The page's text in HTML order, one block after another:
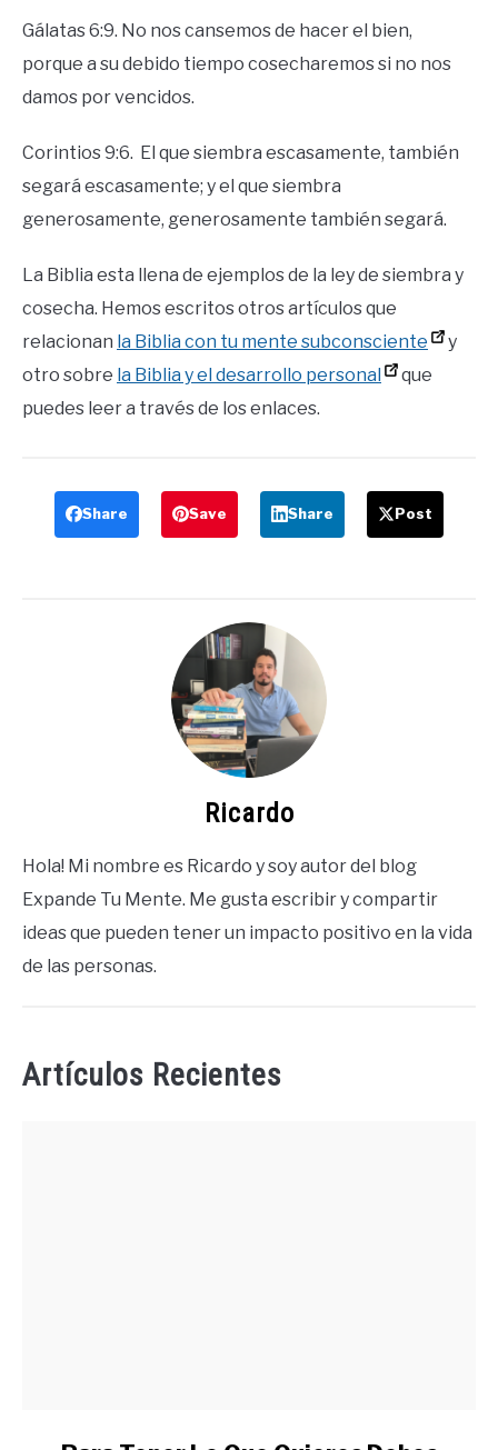
Gálatas 6:9. No nos cansemos de hacer el bien,
porque a su debido tiempo cosecharemos si no nos
damos por vencidos.
Corintios 9:6. El que siembra escasamente, también
segará escasamente; y el que siembra
generosamente, generosamente también segará.
La Biblia esta llena de ejemplos de la ley de siembra y
cosecha. Hemos escritos otros artículos que
relacionan la Biblia con tu mente subconsciente
y
otro sobre la Biblia y el desarrollo personal
que
puedes leer a través de los enlaces.
Share Save Share Post
Ricardo
Hola! Mi nombre es Ricardo y soy autor del blog
Expande Tu Mente. Me gusta escribir y compartir
ideas que pueden tener un impacto positivo en la vida
de las personas.
Artículos Recientes